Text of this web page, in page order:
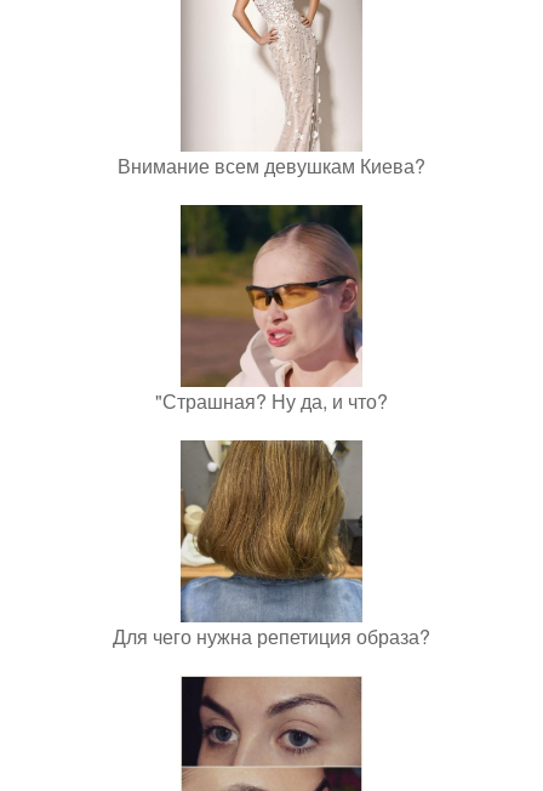
Внимание всем девушкам Киева?
"Страшная? Ну да, и что?
Для чего нужна репетиция образа?